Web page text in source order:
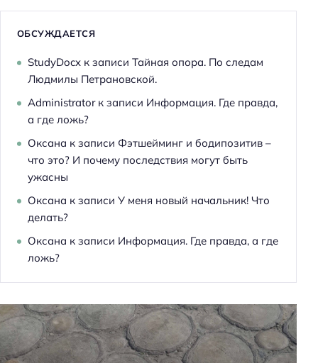
ОБСУЖДАЕТСЯ
StudyDocxк записи Тайная опора. По следам
Людмилы Петрановской.
Administratorк записи Информация. Где правда,
а где ложь?
Оксана к записи Фэтшейминг и бодипозитив –
что это? И почему последствия могут быть
ужасны
Оксана к записи У меня новый начальник! Что
делать?
Оксана к записи Информация. Где правда, а где
ложь?